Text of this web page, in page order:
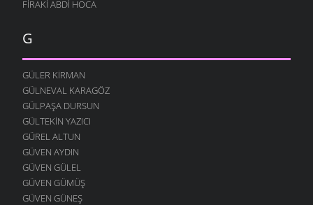
FIRAKI ABDI HOCA
G
GÜLER KIRMAN
GÜLNEVAL KARAGÖZ
GÜLPAŞA DURSUN
GÜLTEKIN YAZICI
GÜREL ALTUN
GÜVEN AYDIN
GÜVEN GÜLEL
GÜVEN GÜMÜŞ
GÜVEN GÜNEŞ